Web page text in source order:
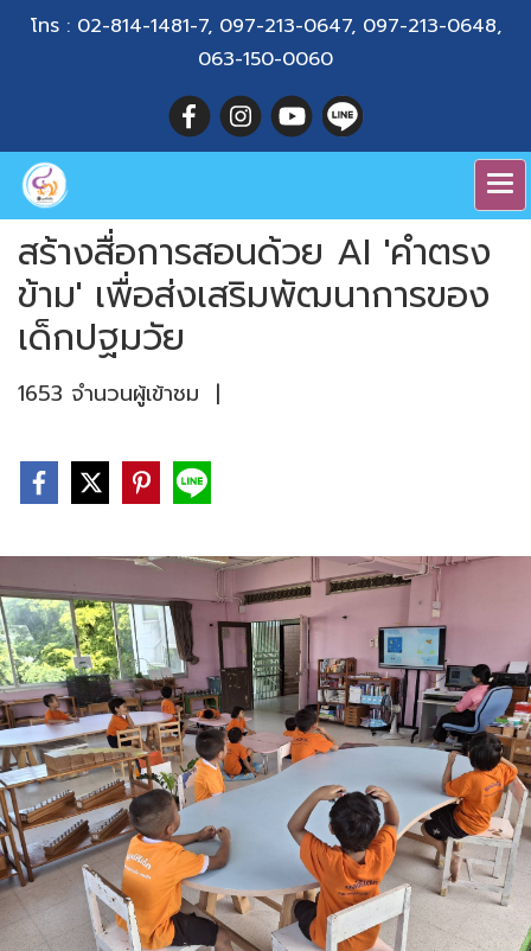
โทร : 02-814-1481-7, 097-213-0647, 097-213-0648,
063-150-0060
สร้างสื่อการสอนด้วย AI 'คำตรง
ข้าม' เพื่อส่งเสริมพัฒนาการของ
เด็กปฐมวัย
1653 จำนวนผู้เข้าชม |